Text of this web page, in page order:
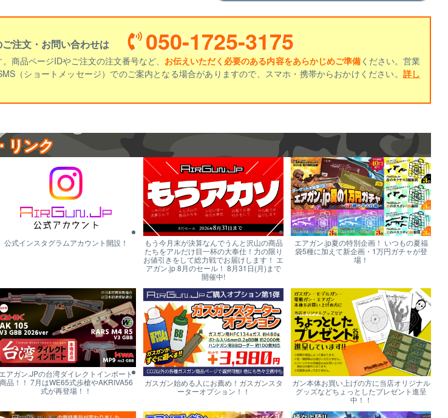
注文・お問い合わせは 050-1725-3175
商品ページIDやご注文の注文番号など、 お伝えいただく必要のある内容をあらかじめご準備ください。営業
（ショートメッセージ）でのご案内となる場合がありますので、スマホ・携帯からおかけください。 詳し
リンク
公式インスタグラムアカウント開設！
もう今月末が決算なんでうんと沢山の商品
たちをアルだけ目一杯の大奉仕！力の限り
お値引きをして総力戦でお届けします！ エ
アガン.jp 8月のセール！ 8月31日(月)まで
開催中!
エアガン.jp夏の特別企画！ いつもの夏福
袋5種に加えて新企画・1万円ガチャが登
場！
エアガン.JPの台湾ダイレクトインポート
商品！！ 7月はWE65式歩槍やAKRIVA56
式が再登場！！
ガスガン始める人にお薦め！ガスガンスタ
ーターオプション！！
ガン本体お買い上げの方に当店オリジナル
グッズなどちょっとしたプレゼント進呈
中！！